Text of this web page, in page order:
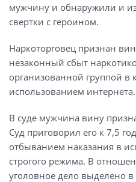
мужчину и обнаружили и
свертки с героином.
Наркоторговец признан
незаконный сбыт
организованной группой в
использованием интернета.
В суде мужчина вину
Суд приговорил его к 7,5
отбыванием наказания в
строгого режима. В
уголовное дело выделено